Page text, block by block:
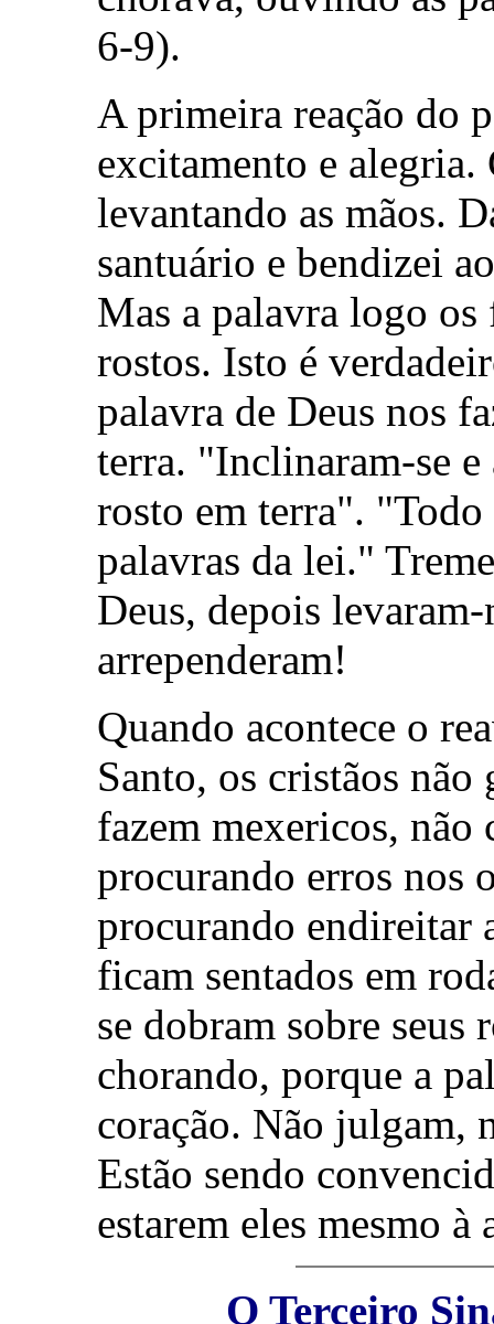
6-9).
A primeira reação do
excitamento e
levantando as mãos.
santuário e bendizei
Mas a palavra logo os
rostos. Isto é
palavra de Deus nos
terra. "Inclinaram-se
rosto em terra".
palavras da lei."
Deus, depois levaram-
arrependeram!
Quando acontece o
Santo, os cristãos não
fazem mexericos,
procurando erros nos
procurando endireitar
ficam sentados em
se dobram sobre seus
chorando, porque a
coração. Não julgam,
Estão sendo
estarem eles mesmo à
O Terceiro